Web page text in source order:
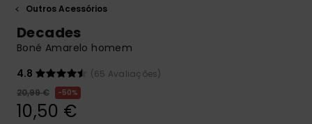
respostas
para as
DESEJO
Outros Acessórios
Decades
Boné Amarelo homem
4.8
(65 Avaliações)
20,99 €
50%
10,50 €